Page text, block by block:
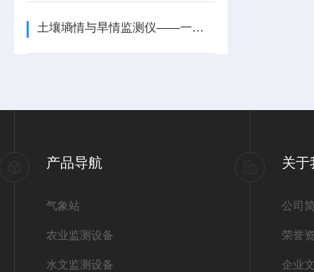
土壤墒情与旱情监测仪——一款按需供给的土壤墒情信息监测系统2026+派+送
产品导航
气象站
农业监测设备
水文监测设备
关于
公司
荣誉
企业